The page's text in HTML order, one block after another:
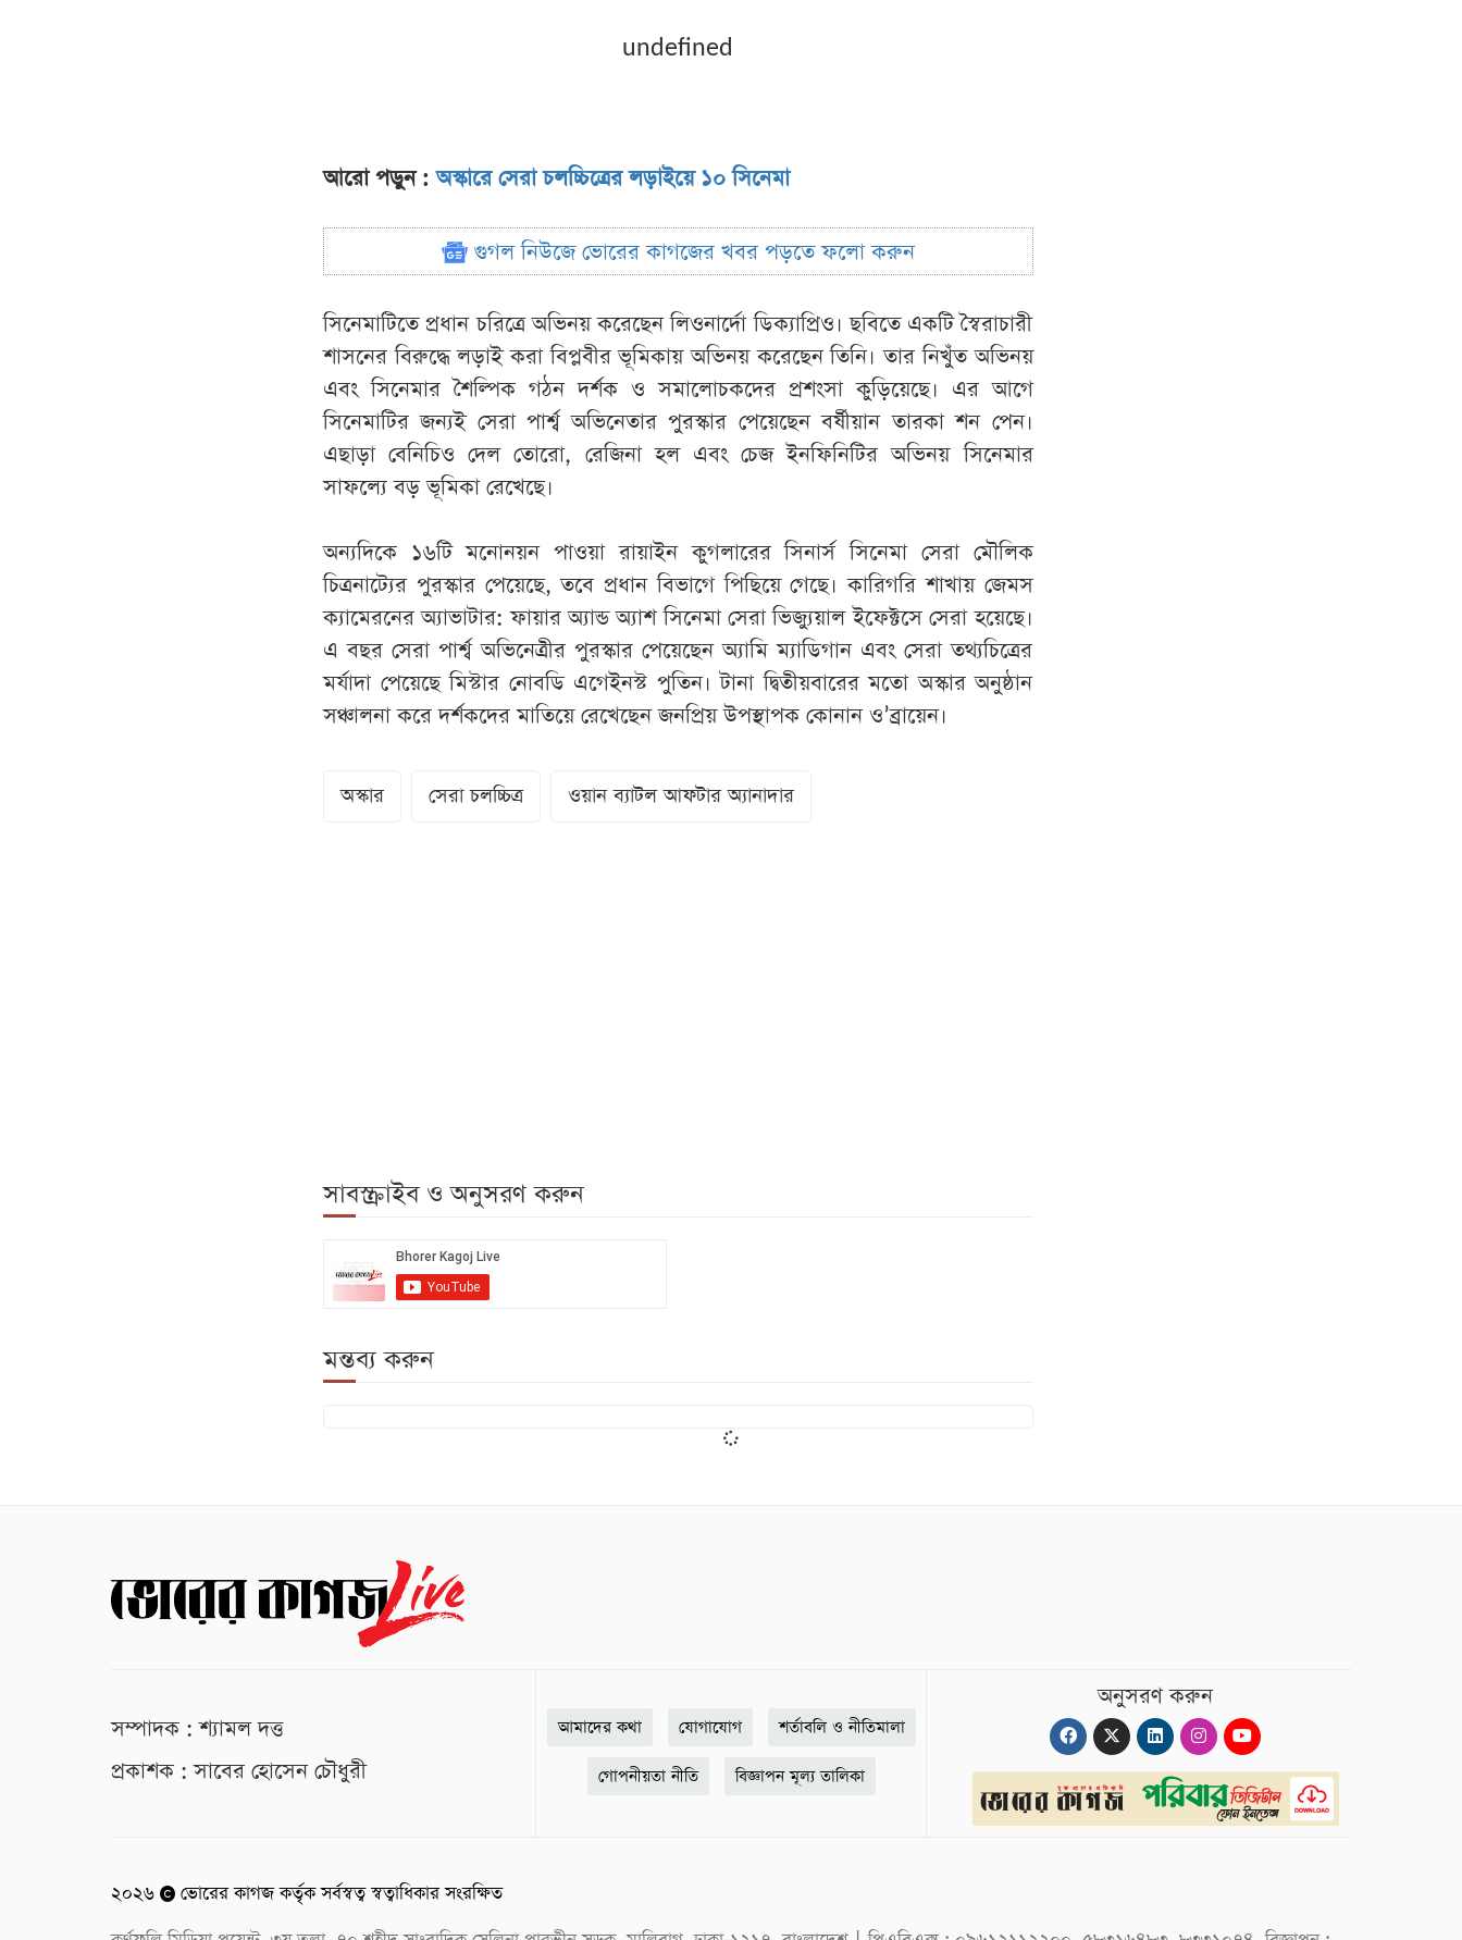
undefined
আরো পড়ুন :অস্কারে সেরা চলচ্চিত্রের লড়াইয়ে ১০ সিনেমা
গুগল নিউজে ভোরের কাগজের খবর পড়তে ফলো করুন
সিনেমাটিতে প্রধান চরিত্রে অভিনয় করেছেন লিওনার্দো ডিক্যাপ্রিও। ছবিতে একটি স্বৈরাচারী
শাসনের বিরুদ্ধে লড়াই করা বিপ্লবীর ভূমিকায় অভিনয় করেছেন তিনি। তার নিখুঁত অভিনয়
এবং সিনেমার শৈল্পিক গঠন দর্শক ও সমালোচকদের প্রশংসা কুড়িয়েছে। এর আগে
সিনেমাটির জন্যই সেরা পার্শ্ব অভিনেতার পুরস্কার পেয়েছেন বর্ষীয়ান তারকা শন পেন।
এছাড়া বেনিচিও দেল তোরো, রেজিনা হল এবং চেজ ইনফিনিটির অভিনয় সিনেমার
সাফল্যে বড় ভূমিকা রেখেছে।
অন্যদিকে ১৬টি মনোনয়ন পাওয়া রায়াইন কুগলারের সিনার্স সিনেমা সেরা মৌলিক
চিত্রনাট্যের পুরস্কার পেয়েছে, তবে প্রধান বিভাগে পিছিয়ে গেছে। কারিগরি শাখায় জেমস
ক্যামেরনের অ্যাভাটার: ফায়ার অ্যান্ড অ্যাশ সিনেমা সেরা ভিজ্যুয়াল ইফেক্টসে সেরা হয়েছে।
এ বছর সেরা পার্শ্ব অভিনেত্রীর পুরস্কার পেয়েছেন অ্যামি ম্যাডিগান এবং সেরা তথ্যচিত্রের
মর্যাদা পেয়েছে মিস্টার নোবডি এগেইনস্ট পুতিন। টানা দ্বিতীয়বারের মতো অস্কার অনুষ্ঠান
সঞ্চালনা করে দর্শকদের মাতিয়ে রেখেছেন জনপ্রিয় উপস্থাপক কোনান ও’ব্রায়েন।
অস্কার সেরা চলচ্চিত্র ওয়ান ব্যাটল আফটার অ্যানাদার
সাবস্ক্রাইব ও অনুসরণ করুন
মন্তব্য করুন
সম্পাদক : শ্যামল দত্ত
প্রকাশক : সাবের হোসেন চৌধুরী
আমাদের কথা যোগাযোগ শর্তাবলি ও নীতিমালা
গোপনীয়তা নীতি বিজ্ঞাপন মূল্য তালিকা
অনুসরণ করুন
২০২৬
ভোরের কাগজ কর্তৃক সর্বস্বত্ব স্বত্বাধিকার সংরক্ষিত